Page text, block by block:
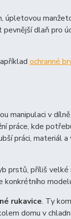
úpletovou
dlaň pro
ochranné
manipulaci v
práce, kde
práci, materiál
prstů, příliš velké
rukavice. Ty
domu v